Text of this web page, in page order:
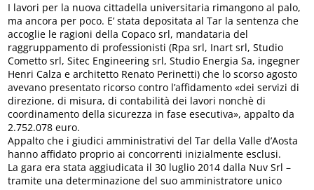
I lavori per la nuova cittadella universitaria rimangono al palo,
ma ancora per poco. E’ stata depositata al Tar la sentenza che
accoglie le ragioni della Copaco srl, mandataria del
raggruppamento di professionisti (Rpa srl, Inart srl, Studio
Cometto srl, Sitec Engineering srl, Studio Energia Sa, ingegner
Henri Calza e architetto Renato Perinetti) che lo scorso agosto
avevano presentato ricorso contro l’affidamento «dei servizi di
direzione, di misura, di contabilità dei lavori nonchè di
coordinamento della sicurezza in fase esecutiva», appalto da
2.752.078 euro.
Appalto che i giudici amministrativi del Tar della Valle d’Aosta
hanno affidato proprio ai concorrenti inizialmente esclusi.
La gara era stata aggiudicata il 30 luglio 2014 dalla Nuv Srl –
tramite una determinazione del suo amministratore unico